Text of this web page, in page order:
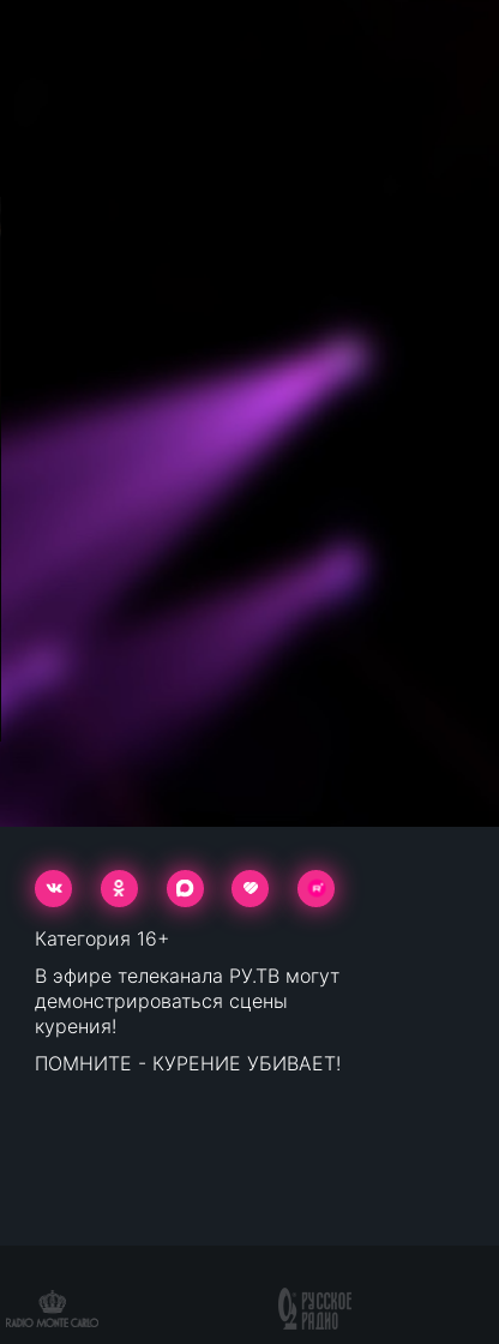
Категория 16+
В эфире телеканала РУ.ТВ могут
демонстрироваться сцены
курения!
ПОМНИТЕ - КУРЕНИЕ УБИВАЕТ!